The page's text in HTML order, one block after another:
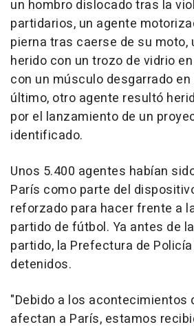
un hombro dislocado tras la
partidarios, un agente
pierna tras caerse de su moto,
herido con un trozo de vidrio
con un músculo desgarrado en
último, otro agente resultó
por el lanzamiento de un
identificado.
Unos 5.400 agentes habían
París como parte del
reforzado para hacer frente a
partido de fútbol. Ya antes de
partido, la Prefectura de
detenidos.
"Debido a los acontecimientos
afectan a París, estamos